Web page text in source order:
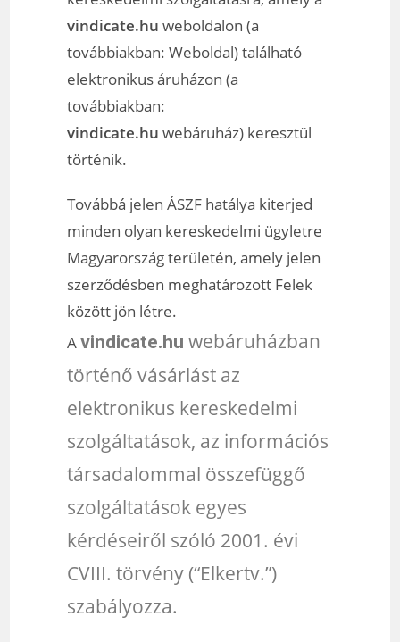
vindicate.hu weboldalon (a
továbbiakban: Weboldal) található
elektronikus áruházon (a
továbbiakban:
vindicate.hu webáruház) keresztül
történik.
Továbbá jelen ÁSZF hatálya kiterjed
minden olyan kereskedelmi ügyletre
Magyarország területén, amely jelen
szerződésben meghatározott Felek
között jön létre.
Avindicate.hu webáruházban
történő vásárlást az
elektronikus kereskedelmi
szolgáltatások, az információs
társadalommal összefüggő
szolgáltatások egyes
kérdéseiről szóló 2001. évi
CVIII. törvény (“Elkertv.”)
szabályozza.